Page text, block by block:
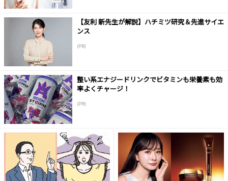
【友利 新先生が解説】ハチミツ研究＆先進サイエ
ンス
(PR)
整い系エナジードリンクでビタミンも栄養素も効
率よくチャージ！
(PR)